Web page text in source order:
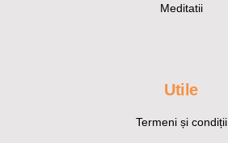
Meditatii
Utile
Termeni și condiții